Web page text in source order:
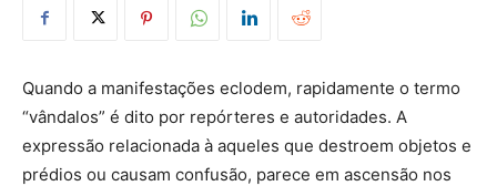
Quando a manifestações eclodem, rapidamente o termo
“vândalos” é dito por repórteres e autoridades. A
expressão relacionada à aqueles que destroem objetos e
prédios ou causam confusão, parece em ascensão nos